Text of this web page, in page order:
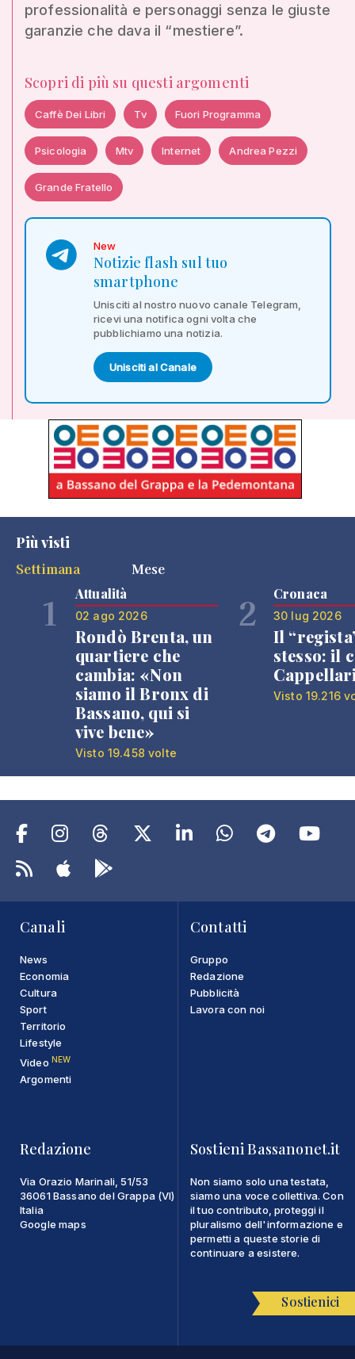
professionalità e personaggi senza le giuste
garanzie che dava il “mestiere”.
Scopri di più su questi argomenti
Caffè Dei Libri Tv Fuori Programma
Psicologia Mtv Internet Andrea Pezzi
Grande Fratello
New
Notizie flash sul tuo
smartphone
Unisciti al nostro nuovo canale Telegram,
ricevi una notifica ogni volta che
pubblichiamo una notizia.
Unisciti al Canale
Più visti
Settimana
Mese
1 Attualità
02 ago 2026
Rondò Brenta, un
quartiere che
cambia: «Non
siamo il Bronx di
Bassano, qui si
vive bene»
Visto 19.458 volte
2 Cronaca
30 lug 2026
Il
stesso: il
Visto 19.216
Canali
News
Economia
Cultura
Sport
Territorio
Lifestyle
Video NEW
Argomenti
Contatti
Gruppo
Redazione
Pubblicità
Lavora con noi
Redazione
Via Orazio Marinali, 51/53
36061 Bassano del Grappa (VI)
Italia
Google maps
Sostieni Bassanonet.it
Non siamo solo una testata,
siamo una voce collettiva. Con
il tuo contributo, proteggi il
pluralismo dell'informazione e
permetti a queste storie di
continuare a esistere.
Sostienici